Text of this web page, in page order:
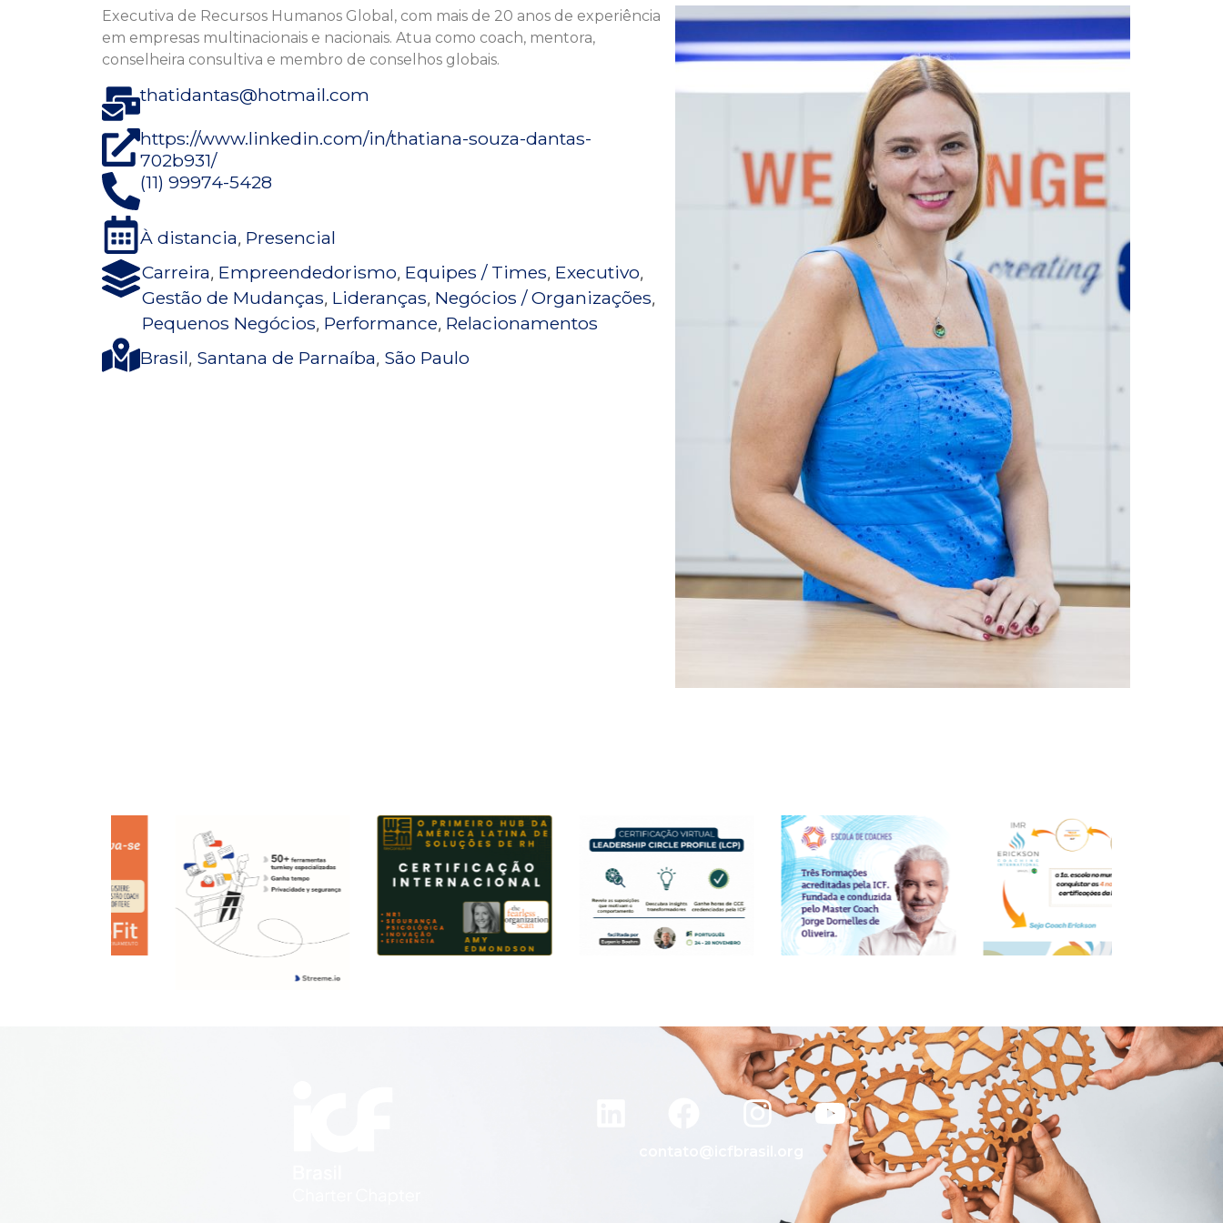
Executiva de Recursos Humanos Global, com mais de 20 anos de experiência
em empresas multinacionais e nacionais. Atua como coach, mentora,
conselheira consultiva e membro de conselhos globais.
thatidantas@hotmail.com
https://www.linkedin.com/in/thatiana-souza-dantas-
702b931/
(11) 99974-5428
À distancia, Presencial
Carreira, Empreendedorismo, Equipes / Times, Executivo,
Gestão de Mudanças, Lideranças, Negócios / Organizações,
Pequenos Negócios, Performance, Relacionamentos
Brasil, Santana de Parnaíba, São Paulo